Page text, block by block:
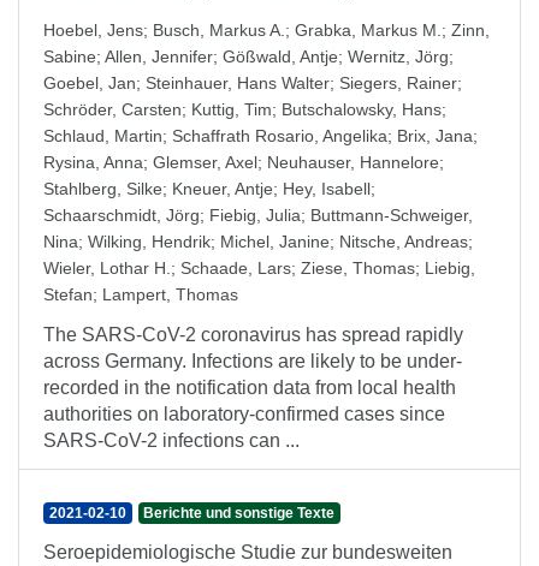
Hoebel, Jens; Busch, Markus A. ; Grabka, Markus M. ; Zinn,
Sabine; Allen, Jennifer; Gößwald, Antje; Wernitz, Jörg;
Goebel, Jan; Steinhauer, Hans Walter; Siegers, Rainer;
Schröder, Carsten; Kuttig, Tim; Butschalowsky, Hans;
Schlaud, Martin; Schaffrath Rosario, Angelika; Brix, Jana;
Rysina, Anna; Glemser, Axel; Neuhauser, Hannelore;
Stahlberg, Silke; Kneuer, Antje; Hey, Isabell;
Schaarschmidt, Jörg; Fiebig, Julia; Buttmann-Schweiger,
Nina; Wilking, Hendrik; Michel, Janine; Nitsche, Andreas;
Wieler, Lothar H. ; Schaade, Lars; Ziese, Thomas; Liebig,
Stefan; Lampert, Thomas
The SARS-CoV-2 coronavirus has spread rapidly
across Germany. Infections are likely to be under-
recorded in the notification data from local health
authorities on laboratory-confirmed cases since
SARS-CoV-2 infections can ...
2021-02-10 Berichte und sonstige Texte
Seroepidemiologische Studie zur bundesweiten